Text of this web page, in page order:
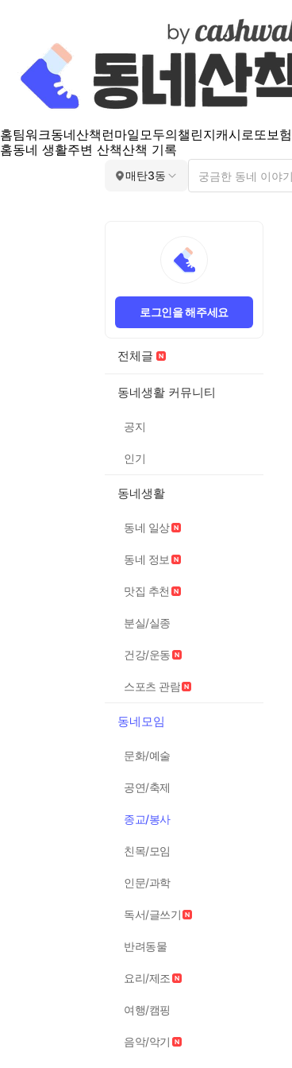
홈팀워크동네산책 런마일모두의챌린지캐시로또보험
홈동네 생활주변 산책산책 기록
매탄3동
로그인을 해주세요
전체글
동네생활 커뮤니티
공지
인기
동네생활
동네 일상
동네 정보
맛집 추천
분실/실종
건강/운동
스포츠 관람
동네모임
문화/예술
공연/축제
종교/봉사
친목/모임
인문/과학
독서/글쓰기
반려동물
요리/제조
여행/캠핑
음악/악기